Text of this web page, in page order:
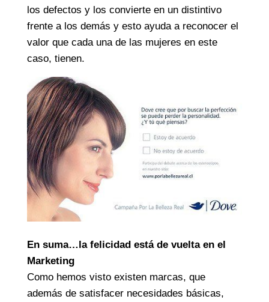
los defectos y los convierte en un distintivo
frente a los demás y esto ayuda a reconocer el
valor que cada una de las mujeres en este
caso, tienen.
En suma…la felicidad está de vuelta en el
Marketing
Como hemos visto existen marcas, que
además de satisfacer necesidades básicas,